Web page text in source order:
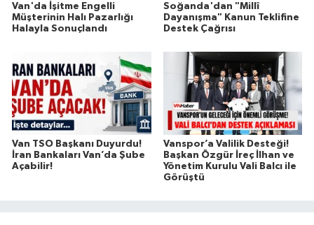
Van'da İşitme Engelli
Müşterinin Halı Pazarlığı
Halayla Sonuçlandı
Soğanda'dan "Millî
Dayanışma" Kanun Teklifine
Destek Çağrısı
Van TSO Başkanı Duyurdu!
İran Bankaları Van’da Şube
Açabilir!
Vanspor’a Valilik Desteği!
Başkan Özgür İreç İlhan ve
Yönetim Kurulu Vali Balcı ile
Görüştü